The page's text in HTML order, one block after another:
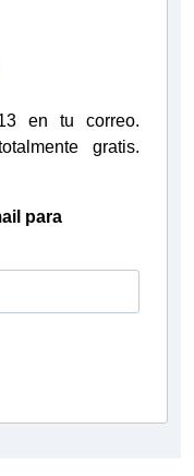
en tu correo.
gratis.
para